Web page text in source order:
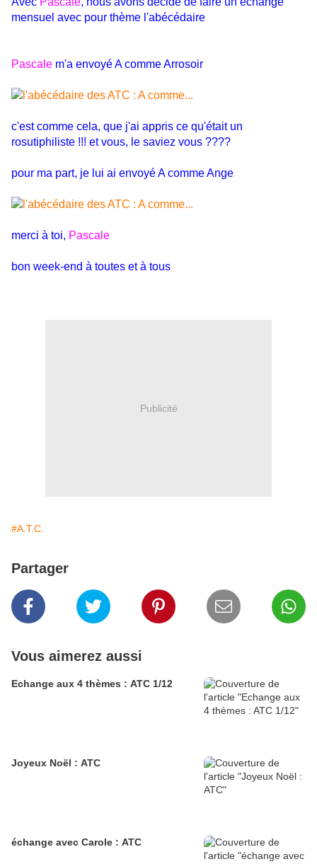
mensuel avec pour thème l'abécédaire
Pascale m'a envoyé A comme Arrosoir
c'est comme cela, que j'ai appris ce qu'était un
rosutiphiliste !!! et vous, le saviez vous ????
pour ma part, je lui ai envoyé A comme Ange
merci à toi, Pascale
bon week-end à toutes et à tous
Publicité
#A.T.C.
Partager
Vous aimerez aussi
Echange aux 4 thèmes : ATC 1/12
Joyeux Noël : ATC
échange avec Carole : ATC